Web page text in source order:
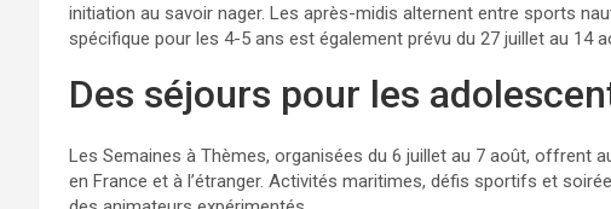
initiation au savoir nager. Les après-midis alternent entre sports
spécifique pour les 4-5 ans est également prévu du 27 juillet au 14
Des séjours pour les
Les Semaines à Thèmes, organisées du 6 juillet au 7 août, offrent
en France et à l’étranger. Activités maritimes, défis sportifs et